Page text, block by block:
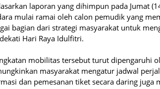
laporan yang dihimpun pada Jumat
mulai ramai oleh calon pemudik yang
bagian dari strategi masyarakat untuk
Hari Raya Idulfitri.
mobilitas tersebut turut dipengaruhi
masyarakat mengatur jadwal
dan pemesanan tiket secara daring juga